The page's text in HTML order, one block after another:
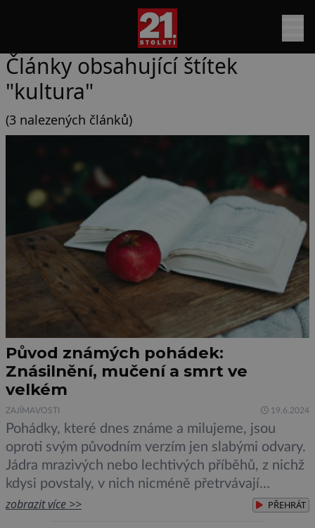
Články obsahující štítek
"kultura"
(3 nalezených článků)
Původ známých pohádek:
Znásilnění, mučení a smrt ve
velkém
ZAJÍMAVOSTI 19.6.2024
Pohádky, které dnes známe a milujeme, jsou
oproti svým původním verzím jen slabými odvary.
Jádra mrazivých nebo lechtivých příběhů, z nichž
kdysi povstaly, v nich nicméně přetrvávají
dodnes. Lidové pohádky bývaly lechtivých
zobrazit více >> PŘEHRÁT